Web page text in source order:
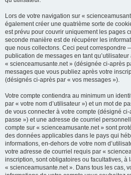
Lors de votre navigation sur «
également créer une quatrième sorte de
est prévu pour couvrir uniquement les pages
seconde manière est de récupérer les
que nous collectons. Ceci peut correspondre
publication de messages en tant
« scienceamusante.net » (désignée ci-après
messages que vous publiez après votre
(désignés ci-après par « vos messages »).
Votre compte contiendra au minimum un
par « votre nom d’utilisateur ») et un mot de
de vous connecter à votre compte (désigné
passe ») et une adresse de courriel
compte sur « scienceamusante.net » sont
des données applicables dans le pays qui
informations, en-dehors de votre nom
votre adresse de courriel requis par «
inscription, sont obligatoires ou facultatives, à
« scienceamusante.net ». Dans tous les cas,